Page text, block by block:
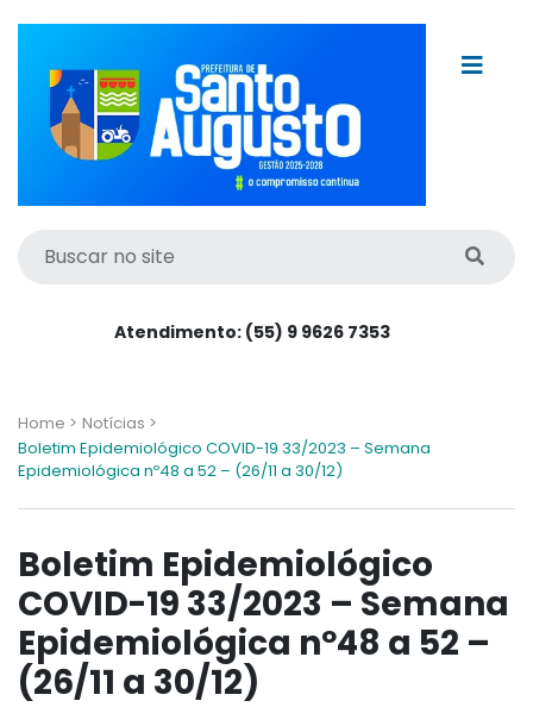
Atendimento: (55) 9 9626 7353
Home > Notícias >
Boletim Epidemiológico COVID-19 33/2023 – Semana
Epidemiológica nº48 a 52 – (26/11 a 30/12)
Boletim Epidemiológico
COVID-19 33/2023 – Semana
Epidemiológica nº48 a 52 –
(26/11 a 30/12)